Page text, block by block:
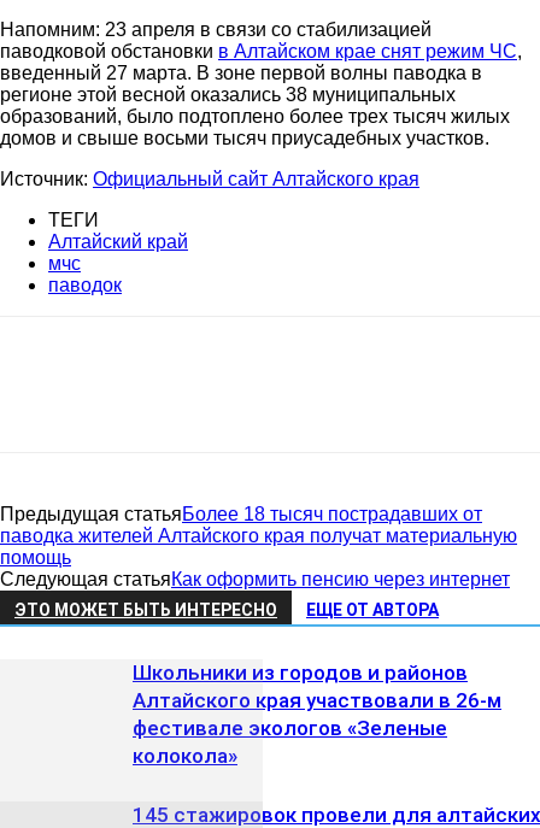
Напомним: 23 апреля в связи со стабилизацией
паводковой обстановки в Алтайском крае снят режим ЧС,
введенный 27 марта. В зоне первой волны паводка в
регионе этой весной оказались 38 муниципальных
образований, было подтоплено более трех тысяч жилых
домов и свыше восьми тысяч приусадебных участков.
Источник: Официальный сайт Алтайского края
ТЕГИ
Алтайский край
мчс
паводок
Предыдущая статьяБолее 18 тысяч пострадавших от
паводка жителей Алтайского края получат материальную
помощь
Следующая статьяКак оформить пенсию через интернет
ЭТО МОЖЕТ БЫТЬ ИНТЕРЕСНО ЕЩЕ ОТ АВТОРА
Школьники из городов и районов
Алтайского края участвовали в 26-м
фестивале экологов «Зеленые
колокола»
145 стажировок провели для алтайских